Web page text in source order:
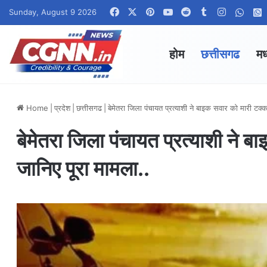
Sunday, August 9 2026 FacebookPinterestYouTubeRedditTumblrInstagram
होम छत्तीसगढ
Home प्रदेश छत्तीसगढ बेमेतरा जिला पंचायत प्रत्याशी ने बाइक सवार को मारी
बेमेतरा जिला पंचायत प्रत्याशी ने
जानिए पूरा मामला..